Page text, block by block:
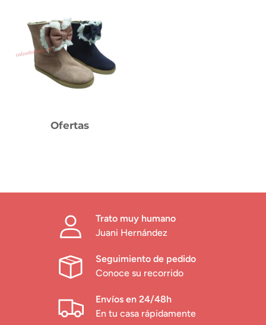
Ofertas
Trato muy humano
Juani Hernández
Seguimiento de pedido
Conoce su recorrido
Envíos en 24/48h
En tu casa rápidamente